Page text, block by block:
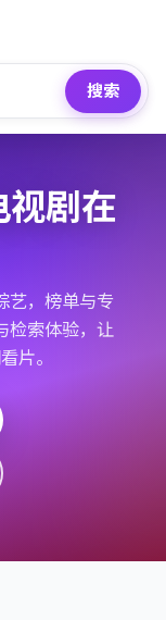
搜索
剧在
艺，榜单与专
检索体验，让
片。